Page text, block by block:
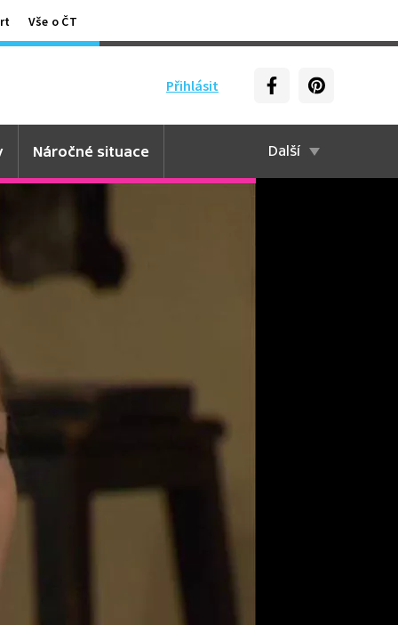
Vše o ČT
Přihlásit
Náročné situace Další